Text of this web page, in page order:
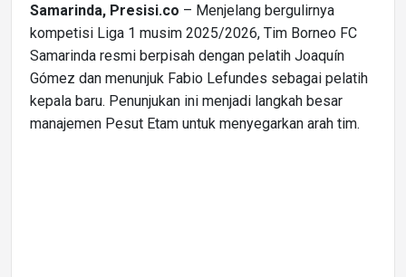
Samarinda, Presisi.co – Menjelang bergulirnya
kompetisi Liga 1 musim 2025/2026, Tim Borneo FC
Samarinda resmi berpisah dengan pelatih Joaquín
Gómez dan menunjuk Fabio Lefundes sebagai pelatih
kepala baru. Penunjukan ini menjadi langkah besar
manajemen Pesut Etam untuk menyegarkan arah tim.